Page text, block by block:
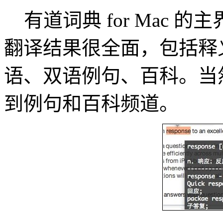
有道词典 for Mac 的主
翻译结果很全面，包括
语、双语例句、百科。
到例句和百科频道。